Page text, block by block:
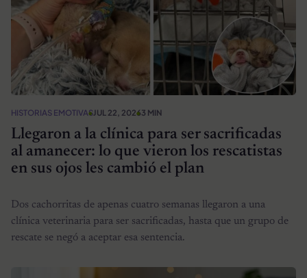
HISTORIAS EMOTIVASJUL 22, 20263 MIN
Llegaron a la clínica para ser sacrificadas
al amanecer: lo que vieron los rescatistas
en sus ojos les cambió el plan
Dos cachorritas de apenas cuatro semanas llegaron a una
clínica veterinaria para ser sacrificadas, hasta que un grupo de
rescate se negó a aceptar esa sentencia.